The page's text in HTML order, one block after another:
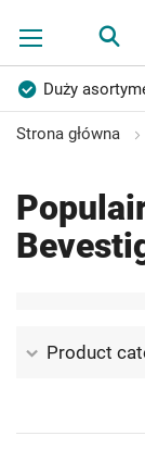
Duży
Produkty
Ponad 40 lat
Możliwość
Strona główna
Product